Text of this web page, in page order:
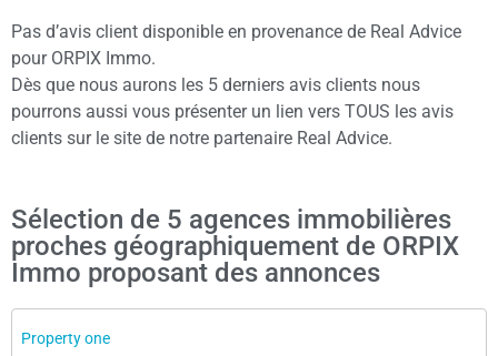
Pas d’avis client disponible en provenance de Real Advice
pour ORPIX Immo.
Dès que nous aurons les 5 derniers avis clients nous
pourrons aussi vous présenter un lien vers TOUS les avis
clients sur le site de notre partenaire Real Advice.
Sélection de 5 agences immobilières
proches géographiquement de ORPIX
Immo proposant des annonces
Property one